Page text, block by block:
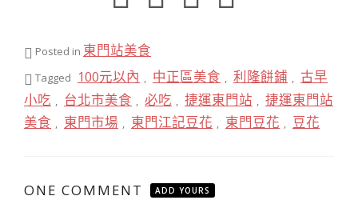
Posted in 東門站美食
Tagged 100元以內 , 中正區美食 , 利隆餅鋪 , 古早
小吃 , 台北市美食 , 必吃 , 捷運東門站 , 捷運東門站
美食 , 東門市場 , 東門江記豆花 , 東門豆花 , 豆花
ONE COMMENT ADD YOURS